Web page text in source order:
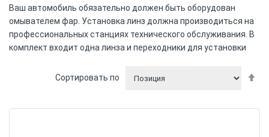
Ваш автомобиль обязательно должен быть оборудован
омывателем фар. Установка линз должна производиться на
профессиональных станциях технического обслуживания. В
комплект входит одна линза и переходники для установки
Сортировать по